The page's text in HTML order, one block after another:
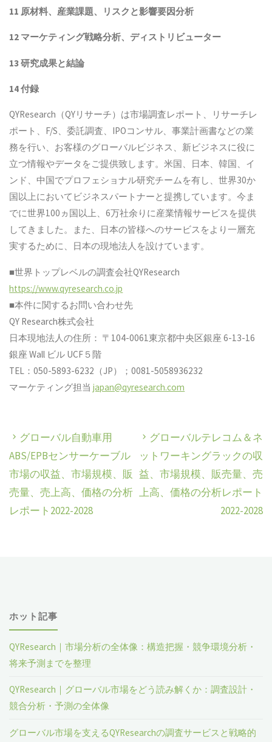
11 原材料、産業課題、リスクと影響要因分析
12 マーケティング戦略分析、ディストリビューター
13研究成果と結論
14付録
QYResearch（QYリサーチ）は市場調査レポート、リサーチレ
ポート、F/S、委託調査、IPOコンサル、事業計画書などの業
務を行い、お客様のグローバルビジネス、新ビジネスに役に
立つ情報やデータをご提供致します。米国、日本、韓国、イ
ンド、中国でプロフェショナル研究チームを有し、世界30か
国以上においてビジネスパートナーと提携しています。今ま
でに世界100ヵ国以上、6万社余りに産業情報サービスを提供
してきました。また、日本の皆様へのサービスをより一層充
実するために、日本の現地法人を設けています。
■世界トップレベルの調査会社QYResearch
https://www.qyresearch.co.jp
■本件に関するお問い合わせ先
QY Research株式会社
日本現地法人の住所： 〒104-0061東京都中央区銀座 6-13-16
銀座 Wall ビル UCF５階
TEL：050-5893-6232（JP）；0081-5058936232
マーケティング担当japan@qyresearch.com
グローバル自動車用
ABS/EPBセンサーケーブル
市場の収益、市場規模、販
売量、売上高、価格の分析
レポート2022-2028
グローバルテレコム＆ネ
ットワーキングラックの収
益、市場規模、販売量、売
上高、価格の分析レポート
2022-2028
ホット記事
QYResearch｜市場分析の全体像：構造把握・競争環境分析・
将来予測までを整理
QYResearch｜グローバル市場をどう読み解くか：調査設計・
競合分析・予測の全体像
グローバル市場を支えるQYResearchの調査サービスと戦略的